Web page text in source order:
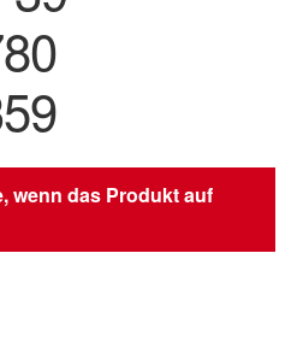
wenn das Produkt auf